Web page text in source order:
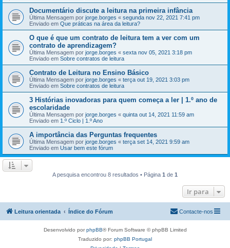
Documentário discute a leitura na primeira infância
Última Mensagem por jorge.borges « segunda nov 22, 2021 7:41 pm
Enviado em Que práticas na área da leitura?
O que é que um contrato de leitura tem a ver com um
contrato de aprendizagem?
Última Mensagem por jorge.borges « sexta nov 05, 2021 3:18 pm
Enviado em Sobre contratos de leitura
Contrato de Leitura no Ensino Básico
Última Mensagem por jorge.borges « terça out 19, 2021 3:03 pm
Enviado em Sobre contratos de leitura
3 Histórias inovadoras para quem começa a ler | 1.º ano de
escolaridade
Última Mensagem por jorge.borges « quinta out 14, 2021 11:59 am
Enviado em 1.º Ciclo | 1.º Ano
A importância das Perguntas frequentes
Última Mensagem por jorge.borges « terça set 14, 2021 9:59 am
Enviado em Usar bem este fórum
A pesquisa encontrou 8 resultados • Página 1 de 1
Ir para
Leitura orientada Índice do Fórum Contacte-nos
Desenvolvido porphpBB® Forum Software © phpBB Limited
Traduzido por: phpBB Portugal